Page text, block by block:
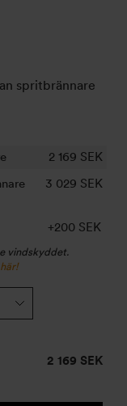
spritbrännare
2 169 SEK
3 029 SEK
+200 SEK
vindskyddet.
2 169 SEK